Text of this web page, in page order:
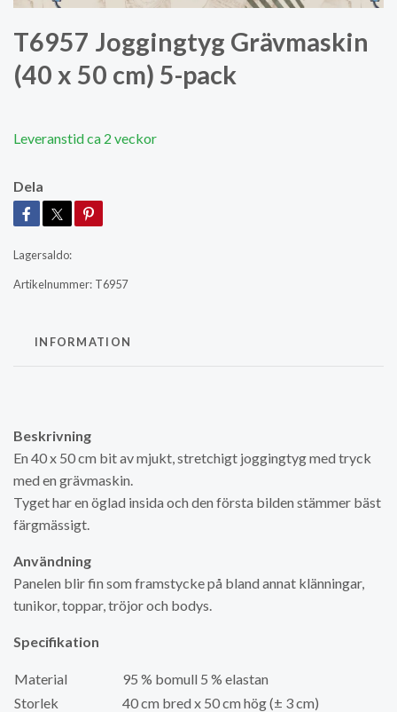
T6957 Joggingtyg Grävmaskin
(40 x 50 cm) 5-pack
Leveranstid ca 2 veckor
Dela
Lagersaldo:
Artikelnummer: T6957
INFORMATION
Beskrivning
En 40 x 50 cm bit av mjukt, stretchigt joggingtyg med tryck
med en grävmaskin.
Tyget har en öglad insida och den första bilden stämmer bäst
färgmässigt.
Användning
Panelen blir fin som framstycke på bland annat klänningar,
tunikor, toppar, tröjor och bodys.
Specifikation
Material
95 % bomull 5 % elastan
Storlek
40 cm bred x 50 cm hög (± 3 cm)